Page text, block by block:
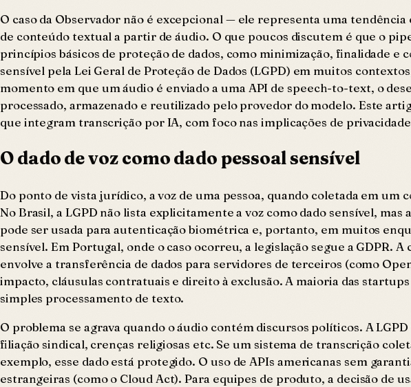
O caso da Observador não é excepcional — ele representa uma
de conteúdo textual a partir de áudio. O que poucos discutem é que o
princípios básicos de proteção de dados, como minimização, finalidade
sensível pela Lei Geral de Proteção de Dados (LGPD) em muitos
momento em que um áudio é enviado a uma API de speech-to-text, o
processado, armazenado e reutilizado pelo provedor do modelo. Este
que integram transcrição por IA, com foco nas implicações de
O dado de voz como dado pessoal sensível
Do ponto de vista jurídico, a voz de uma pessoa, quando coletada em
No Brasil, a LGPD não lista explicitamente a voz como dado sensível,
pode ser usada para autenticação biométrica e, portanto, em muitos
sensível. Em Portugal, onde o caso ocorreu, a legislação segue a GDPR.
envolve a transferência de dados para servidores de terceiros (como
impacto, cláusulas contratuais e direito à exclusão. A maioria das
simples processamento de texto.
O problema se agrava quando o áudio contém discursos políticos. A
filiação sindical, crenças religiosas etc. Se um sistema de transcrição
exemplo, esse dado está protegido. O uso de APIs americanas sem
estrangeiras (como o Cloud Act). Para equipes de produto, a decisão de